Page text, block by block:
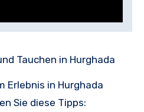
Tauchen in Hurghada
Erlebnis in Hurghada
Sie diese Tipps: